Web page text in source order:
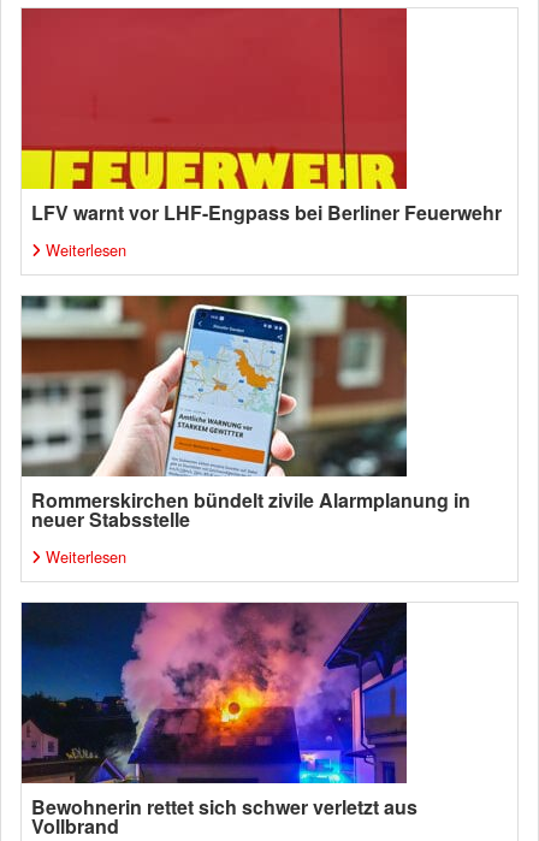
LFV warnt vor LHF-Engpass bei Berliner Feuerwehr
Weiterlesen
Rommerskirchen bündelt zivile Alarmplanung in
neuer Stabsstelle
Weiterlesen
Bewohnerin rettet sich schwer verletzt aus
Vollbrand